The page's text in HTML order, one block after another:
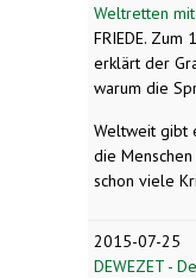
Weltretten
FRIEDE. Zum
erklärt der
warum die
Weltweit gibt
die
schon viele
2015-07-25
DEWEZET -